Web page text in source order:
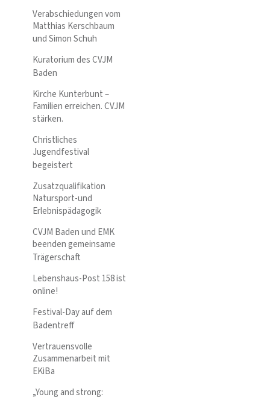
Verabschiedungen vom
Matthias Kerschbaum
und Simon Schuh
Kuratorium des CVJM
Baden
Kirche Kunterbunt –
Familien erreichen. CVJM
stärken.
Christliches
Jugendfestival
begeistert
Zusatzqualifikation
Natursport-und
Erlebnispädagogik
CVJM Baden und EMK
beenden gemeinsame
Trägerschaft
Lebenshaus-Post 158 ist
online!
Festival-Day auf dem
Badentreff
Vertrauensvolle
Zusammenarbeit mit
EKiBa
„Young and strong: